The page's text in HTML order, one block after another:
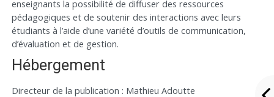
enseignants la possibilité de diffuser des ressources
pédagogiques et de soutenir des interactions avec leurs
étudiants à l’aide d’une variété d’outils de communication,
d’évaluation et de gestion.
Hébergement
Directeur de la publication : Mathieu Adoutte